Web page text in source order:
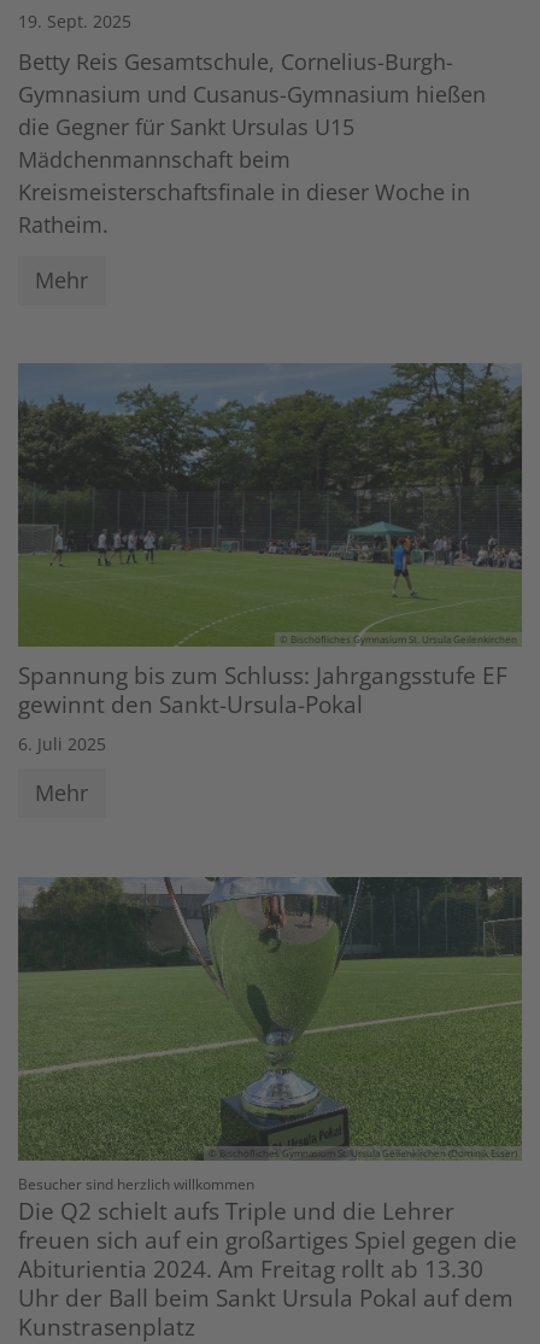
19. Sept. 2025
Betty Reis Gesamtschule, Cornelius-Burgh-
Gymnasium und Cusanus-Gymnasium hießen
die Gegner für Sankt Ursulas U15
Mädchenmannschaft beim
Kreismeisterschaftsfinale in dieser Woche in
Ratheim.
Mehr
© Bischöfliches Gymnasium St. Ursula Geilenkirchen
Spannung bis zum Schluss: Jahrgangsstufe EF
gewinnt den Sankt-Ursula-Pokal
6. Juli 2025
Mehr
© Bischöfliches Gymnasium St. Ursula Geilenkirchen (Dominik Esser)
Besucher sind herzlich willkommen
Die Q2 schielt aufs Triple und die Lehrer
freuen sich auf ein großartiges Spiel gegen die
Abiturientia 2024. Am Freitag rollt ab 13.30
Uhr der Ball beim Sankt Ursula Pokal auf dem
Kunstrasenplatz